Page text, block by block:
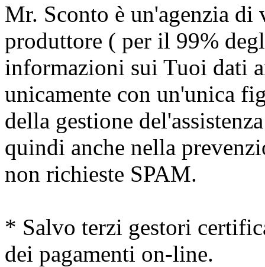
Mr. Sconto è un'agenzia di
produttore ( per il 99%
informazioni sui Tuoi dati
unicamente con un'unica
della gestione
quindi anche nella
non richieste SPAM.
* Salvo terzi gestori
dei pagamenti on-line.